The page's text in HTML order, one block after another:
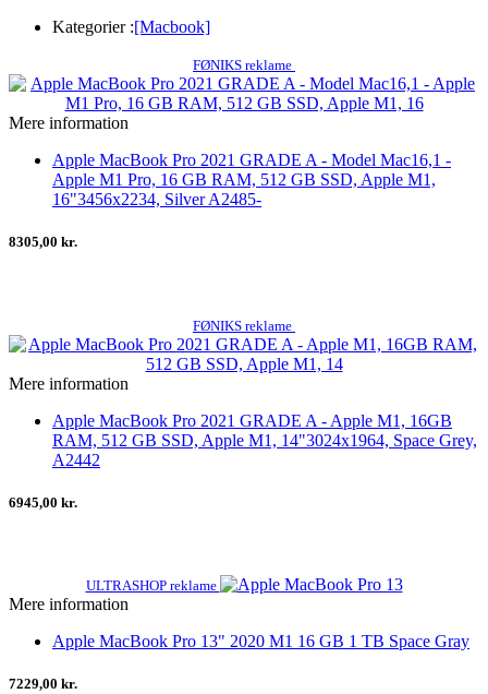
Kategorier :[Macbook]
FØNIKS reklame
Mere information
Apple MacBook Pro 2021 GRADE A - Model Mac16,1 -
Apple M1 Pro, 16 GB RAM, 512 GB SSD, Apple M1,
16"3456x2234, Silver A2485-
8305,00 kr.
FØNIKS reklame
Mere information
Apple MacBook Pro 2021 GRADE A - Apple M1, 16GB
RAM, 512 GB SSD, Apple M1, 14"3024x1964, Space Grey,
A2442
6945,00 kr.
ULTRASHOP reklame
Mere information
Apple MacBook Pro 13" 2020 M1 16 GB 1 TB Space Gray
7229,00 kr.